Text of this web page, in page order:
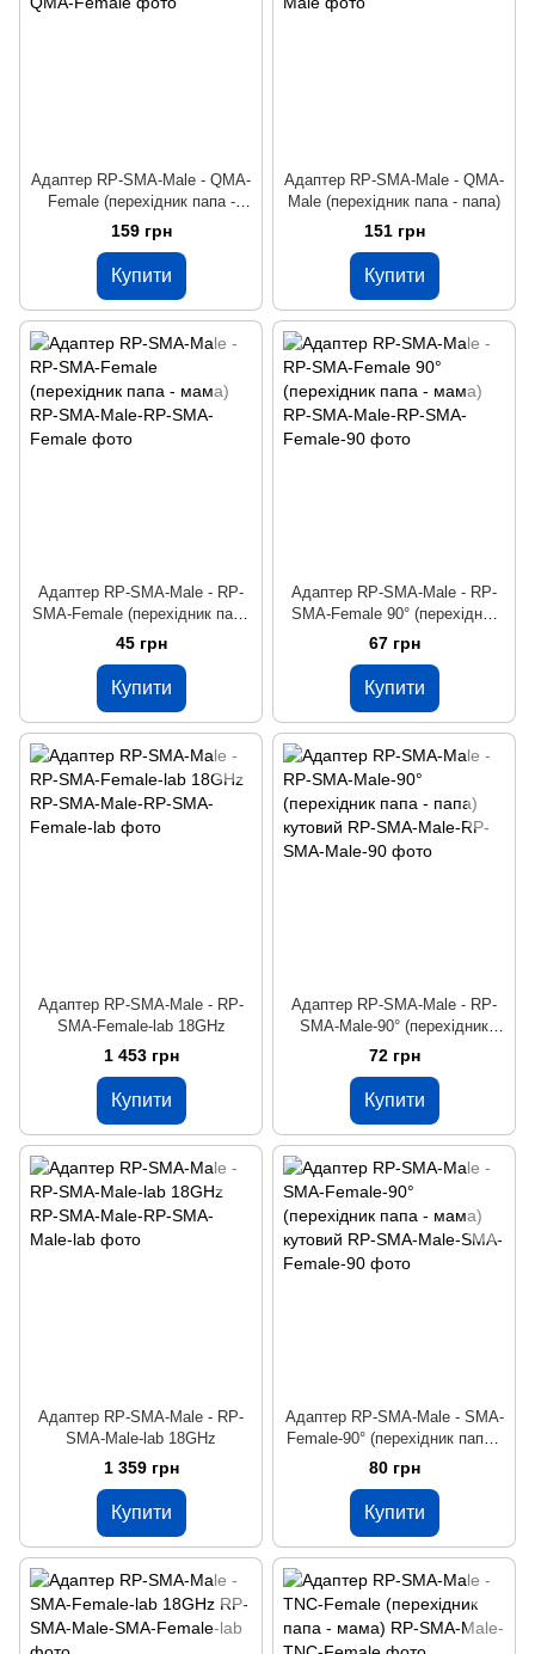
Адаптер RP-SMA-Male - QMA-
Female (перехідник папа -
мама)
159 грн
Купити
Адаптер RP-SMA-Male - QMA-
Male (перехідник папа - папа)
151 грн
Купити
Адаптер RP-SMA-Male - RP-
SMA-Female (перехідник папа
- мама)
45 грн
Купити
Адаптер RP-SMA-Male - RP-
SMA-Female 90° (перехідник
папа - мама)
67 грн
Купити
Адаптер RP-SMA-Male - RP-
SMA-Female-lab 18GHz
1 453 грн
Купити
Адаптер RP-SMA-Male - RP-
SMA-Male-90° (перехідник
папа - папа) кутовий
72 грн
Купити
Адаптер RP-SMA-Male - RP-
SMA-Male-lab 18GHz
1 359 грн
Купити
Адаптер RP-SMA-Male - SMA-
Female-90° (перехідник папа -
мама) кутовий
80 грн
Купити